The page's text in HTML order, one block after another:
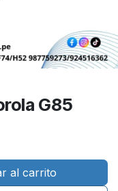
G85
al carrito